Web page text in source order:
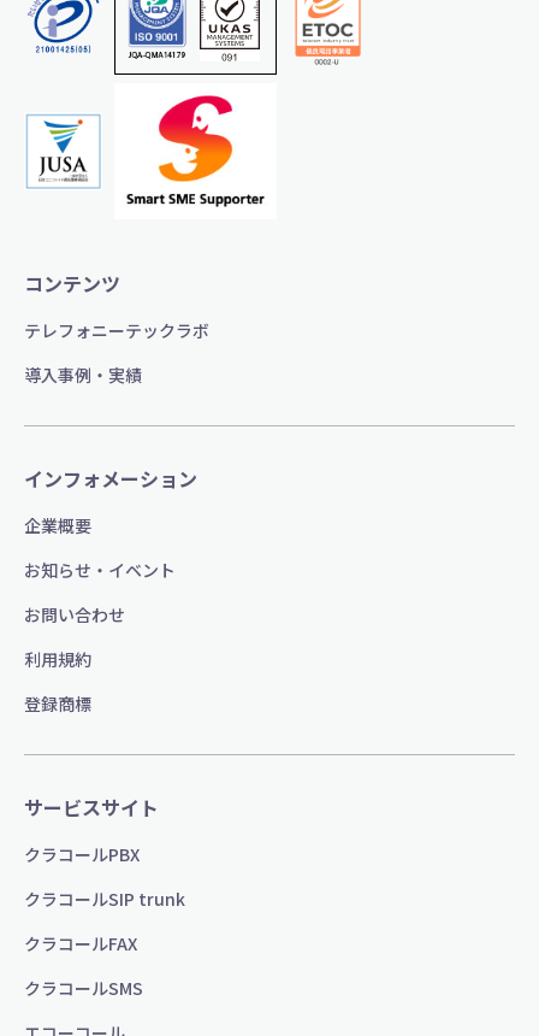
コンテンツ
テレフォニーテックラボ
導入事例・実績
インフォメーション
企業概要
お知らせ・イベント
お問い合わせ
利用規約
登録商標
サービスサイト
クラコールPBX
クラコールSIP trunk
クラコールFAX
クラコールSMS